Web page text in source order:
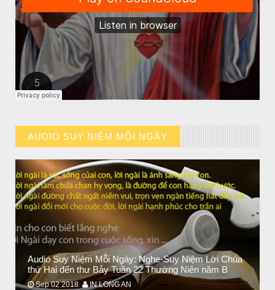
AUDIO SUY NIỆM MỖI NGÀY
// VIEW MORE BY AUDIO SUY NIỆM MỖI NGÀY
Audio Suy Niệm Mỗi Ngày: Nghe-Suy Niệm Lời Chúa
thứ Hai đến thư Bảy Tuần 22 Thường Niên năm B
Sep 02 2018 IN LONG AN
CHUYỆN Ý NGHĨA
CÔ BÉ BÁN DIÊM
CHUYỆN Ý NGHĨA
ĐÊM NOEL ĐẸP NHẤT TRONG ĐỜI